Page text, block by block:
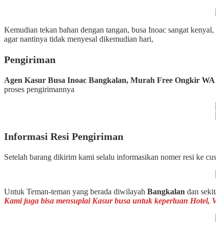
Kemudian tekan bahan dengan tangan, busa Inoac sangat
agar nantinya tidak menyesal dikemudian hari,
Pengiriman
Agen Kasur Busa Inoac Bangkalan, Murah Free Ongkir WA
proses pengirimannya
Informasi Resi Pengiriman
Setelah barang dikirim kami selalu informasikan nomer resi ke
Untuk Teman-teman yang berada diwilayah Bangkalan dan
Kami juga bisa mensuplai Kasur busa untuk keperluan